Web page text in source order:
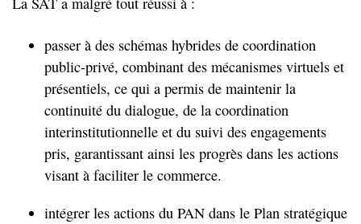
passer à des schémas hybrides de coordination
public-privé, combinant des mécanismes virtuels et
présentiels, ce qui a permis de maintenir la
continuité du dialogue, de la coordination
interinstitutionnelle et du suivi des engagements
pris, garantissant ainsi les progrès dans les actions
visant à faciliter le commerce.
intégrer les actions du PAN dans le Plan stratégique